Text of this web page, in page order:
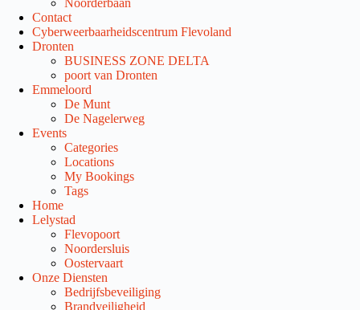
Contact
Cyberweerbaarheidscentrum Flevoland
Dronten
BUSINESS ZONE DELTA
poort van Dronten
Emmeloord
De Munt
De Nagelerweg
Events
Categories
Locations
My Bookings
Tags
Home
Lelystad
Flevopoort
Noordersluis
Oostervaart
Onze Diensten
Bedrijfsbeveiliging
Brandveiligheid